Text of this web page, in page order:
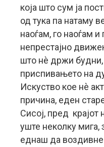
која што сум ја
од тука па натаму
наоѓам, го наоѓам и
непрестајно
што нè држи будни,
приспивањето на
Искуство кое нè
причина, еден
Сисој, пред крајот
уште неколку мига,
еднаш да воздивне